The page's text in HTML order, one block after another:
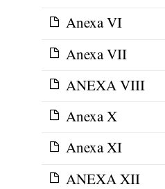
Anexa VI
Anexa VII
ANEXA VIII
Anexa X
Anexa XI
ANEXA XII